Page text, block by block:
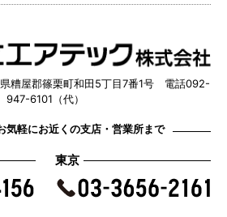
屋郡篠栗町和田5丁目7番1号 電話092-
947-6101（代）
気軽にお近くの支店・営業所まで
東京